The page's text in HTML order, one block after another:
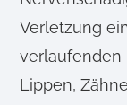
Verletzung
verlaufenden
Lippen,